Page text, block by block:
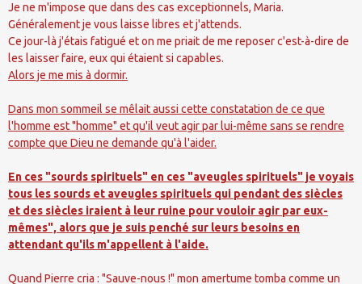
Je ne m'impose que dans des cas exceptionnels, Maria.
Généralement je vous laisse libres et j'attends.
Ce jour-là j'étais fatigué et on me priait de me reposer c'est-à-dire de
les laisser faire, eux qui étaient si capables.
Alors je me mis à dormir.
Dans mon sommeil se mêlait aussi cette constatation de ce que
l'homme est "homme" et qu'il veut agir par lui-même sans se rendre
compte que Dieu ne demande qu'à l'aider.
En ces "sourds spirituels" en ces "aveugles spirituels" je voyais
tous les sourds et aveugles spirituels qui pendant des siècles
et des siècles iraient à leur ruine pour vouloir agir par eux-
mêmes", alors que je suis penché sur leurs besoins en
attendant qu'ils m'appellent à l'aide.
Quand Pierre cria : "Sauve-nous !" mon amertume tomba comme un